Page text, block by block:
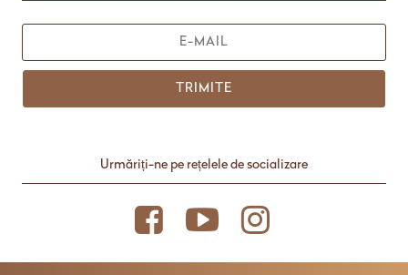
TRIMITE
Urmăriți-ne pe rețelele de socializare